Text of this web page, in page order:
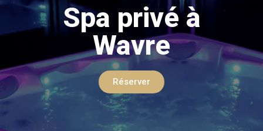
Spa privé à
Wavre
Réserver